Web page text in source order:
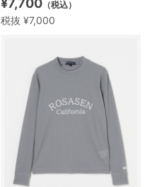
¥7,700 （税込）
税抜 ¥7,000